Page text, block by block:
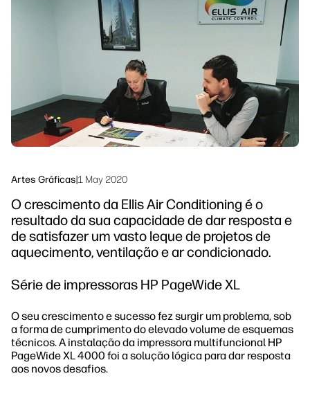
linkedIn
youtube
Soluções de processo de trabalho
Artes Gráficas|1 May 2020
O crescimento da Ellis Air Conditioning é o
resultado da sua capacidade de dar resposta e
de satisfazer um vasto leque de projetos de
aquecimento, ventilação e ar condicionado.
Série de impressoras HP PageWide XL
O seu crescimento e sucesso fez surgir um problema, sob
a forma de cumprimento do elevado volume de esquemas
técnicos. A instalação da impressora multifuncional HP
PageWide XL 4000 foi a solução lógica para dar resposta
aos novos desafios.